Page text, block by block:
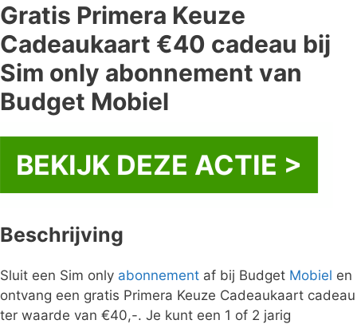
Gratis Primera Keuze
Cadeaukaart €40 cadeau bij
Sim only abonnement van
Budget Mobiel
BEKIJK DEZE ACTIE >
Beschrijving
Sluit een Sim only abonnement af bij Budget Mobiel en
ontvang een gratis Primera Keuze Cadeaukaart cadeau
ter waarde van €40,-. Je kunt een 1 of 2 jarig